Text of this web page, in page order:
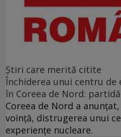
Ştiri care merită citite
Închiderea unui centru de
în Coreea de Nord:
Coreea de Nord a
voinţă, distrugerea unui
experienţe nucleare.